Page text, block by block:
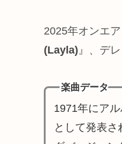
2025年オンエア
(Layla) 』、デ
楽曲データ
1971年にア
として発表